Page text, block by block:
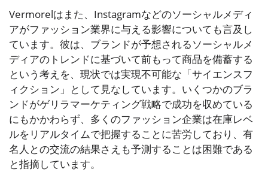
Vermorelはまた、Instagramなどのソーシャルメディ
アがファッション業界に与える影響についても言及し
ています。彼は、ブランドが予想されるソーシャルメ
ディアのトレンドに基づいて前もって商品を備蓄する
という考えを、現状では実現不可能な「サイエンスフ
ィクション」として見なしています。いくつかのブラ
ンドがゲリラマーケティング戦略で成功を収めている
にもかかわらず、多くのファッション企業は在庫レベ
ルをリアルタイムで把握することに苦労しており、有
名人との交流の結果さえも予測することは困難である
と指摘しています。